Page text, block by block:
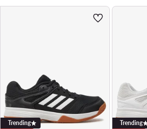
Trending
Trending